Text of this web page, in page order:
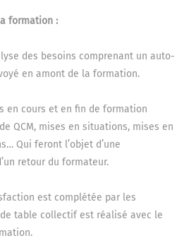
le démarrage de votre
à des activités de micro-
app store ou play store.
aux deux modules de micro
"Développez votre
son équipe au
vous permet d’approfondir
et ludique les thèmes
formation :
des besoins comprenant un auto-
en amont de la formation.
en cours et en fin de formation
QCM, mises en situations, mises en
Qui feront l’objet d’une
retour du formateur.
est complétée par les
table collectif est réalisé avec le